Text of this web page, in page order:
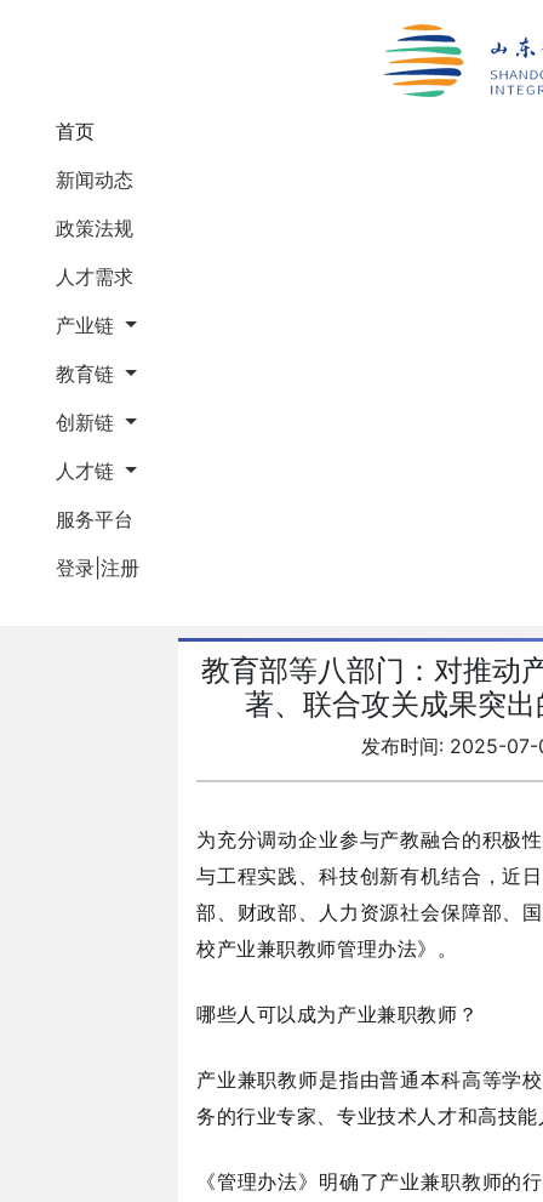
首页(current)
新闻动态
政策法规
人才需求
产业链
教育链
创新链
人才链
服务平台
登录|注册
教育部等八部门：对推动
著、联合攻关成果突
发布时间: 2025-07-
为充分调动企业参与产教融合的积极
与工程实践、科技创新有机结合，近
部、财政部、人力资源社会保障部、
校产业兼职教师管理办法》。
哪些人可以成为产业兼职教师？
产业兼职教师是指由普通本科高等学
务的行业专家、专业技术人才和高技
《管理办法》明确了产业兼职教师的